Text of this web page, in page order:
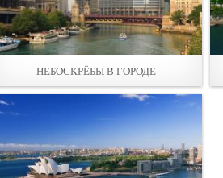
НЕБОСКРЁБЫ В ГОРОДЕ